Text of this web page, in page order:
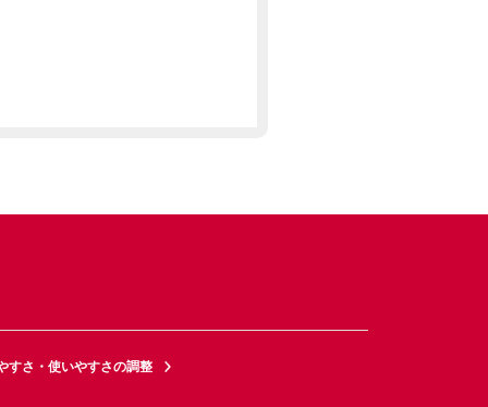
すさ・使いやすさの調整